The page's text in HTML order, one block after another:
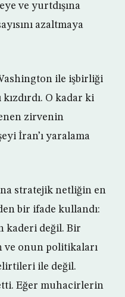
ve yurtdışına
azaltmaya
ile işbirliği
O kadar ki
zirvenin
İran’ı yaralama
stratejik netliğin en
bir ifade kullandı:
kaderi değil. Bir
ve onun politikaları
ile değil.
Eğer muhacirlerin